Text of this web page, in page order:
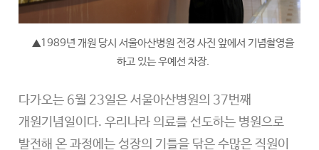
▲1989년 개원 당시 서울아산병원 전경 사진 앞에서 기념촬영을
하고 있는 우예선 차장.
다가오는 6월 23일은 서울아산병원의 37번째
개원기념일이다. 우리나라 의료를 선도하는 병원으로
발전해 온 과정에는 성장의 기틀을 닦은 수많은 직원이